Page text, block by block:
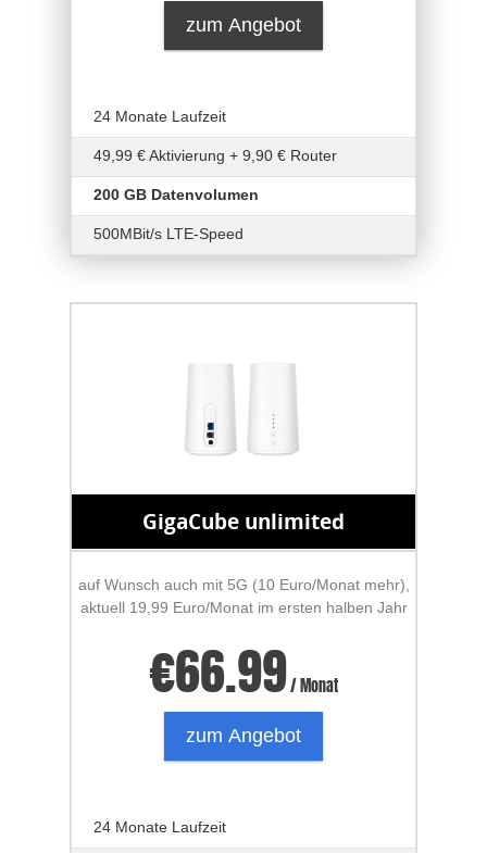
zum Angebot
24 Monate Laufzeit
49,99 € Aktivierung + 9,90 € Router
200 GB Datenvolumen
500MBit/s LTE-Speed
GigaCube unlimited
auf Wunsch auch mit 5G (10 Euro/Monat mehr),
aktuell 19,99 Euro/Monat im ersten halben Jahr
€66.99/ Monat
zum Angebot
24 Monate Laufzeit